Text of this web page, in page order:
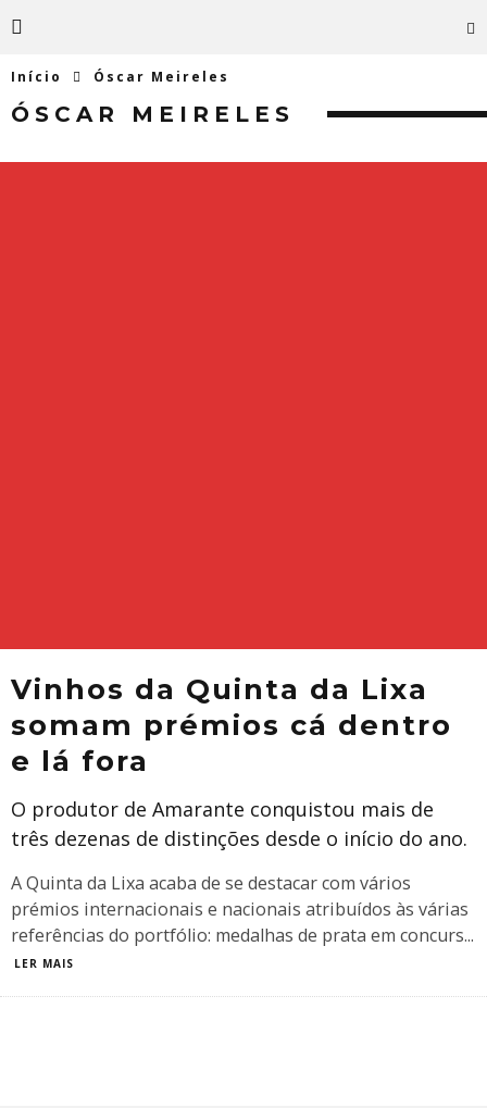
Início Óscar Meireles
ÓSCAR MEIRELES
Vinhos da Quinta da Lixa
somam prémios cá dentro
e lá fora
O produtor de Amarante conquistou mais de
três dezenas de distinções desde o início do ano.
​A Quinta da Lixa acaba de se destacar com vários
prémios internacionais e nacionais atribuídos às várias
referências do portfólio: medalhas de prata em concurs...
LER MAIS